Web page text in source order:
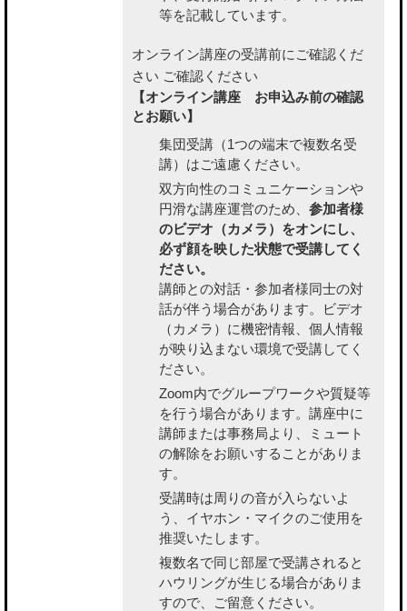
等を記載しています。
オンライン講座の受講前にご確認くだ
さい ご確認ください
【オンライン講座 お申込み前の確認
とお願い】
集団受講（1つの端末で複数名受
講）はご遠慮ください。
双方向性のコミュニケーションや
円滑な講座運営のため、 参加者様
のビデオ（カメラ）をオンにし、
必ず顔を映した状態で受講してく
ださい。
講師との対話・参加者様同士の対
話が伴う場合があります。ビデオ
（カメラ）に機密情報、個人情報
が映り込まない環境で受講してく
ださい。
Zoom内でグループワークや質疑等
を行う場合があります。講座中に
講師または事務局より、ミュート
の解除をお願いすることがありま
す。
受講時は周りの音が入らないよ
う、イヤホン・マイクのご使用を
推奨いたします。
複数名で同じ部屋で受講されると
ハウリングが生じる場合がありま
すので、ご留意ください。